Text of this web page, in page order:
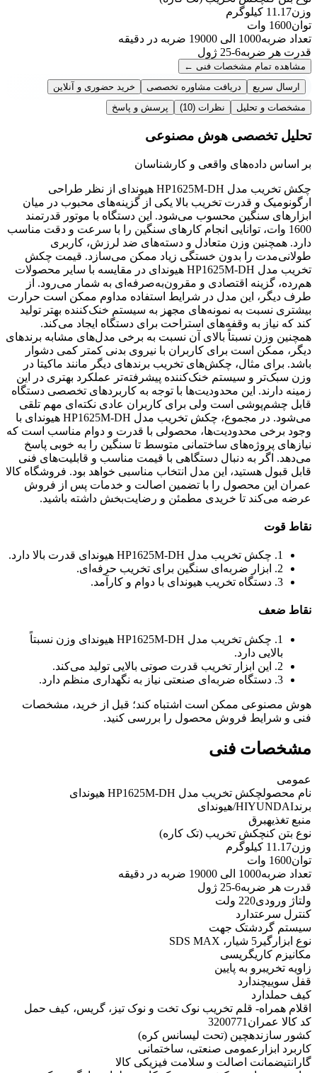
وزن11.17 کیلوگرم
توان1600 وات
تعداد ضربه1000 الی 19000 ضربه در دقیقه
قدرت هر ضربه6-25 ژول
مشاهده تمام مشخصات فنی ←
ارسال سریع
دریافت مشاوره تخصصی
خرید حضوری و آنلاین
مشخصات و تحلیل
نظرات (10) پرسش و پاسخ
تحلیل تخصصی هوش مصنوعی
بر اساس داده‌های واقعی و کارشناسان
چکش تخریب مدل HP1625M-DH هیوندای از نظر طراحی
ارگونومیک و قدرت تخریب بالا یکی از گزینه‌های محبوب در میان
ابزارهای سنگین محسوب می‌شود. این دستگاه با موتور قدرتمند
1600 وات، توانایی انجام کارهای سنگین را با سرعت و دقت مناسب
دارد. همچنین وزن متعادل و دسته‌های ضد لرزش، کاربری
طولانی‌مدت را بدون خستگی زیاد ممکن می‌سازد. قیمت چکش
تخریب مدل HP1625M-DH هیوندای در مقایسه با سایر محصولات
هم‌رده، گزینه اقتصادی و مقرون‌به‌صرفه‌ای به شمار می‌رود. از
طرف دیگر، این مدل در شرایط استفاده مداوم ممکن است حرارت
بیشتری نسبت به نمونه‌های مجهز به سیستم خنک‌کننده بهتر تولید
کند که نیاز به وقفه‌های استراحت برای دستگاه ایجاد می‌کند.
همچنین وزن نسبتاً بالای آن نسبت به برخی مدل‌های مشابه برندهای
دیگر، ممکن است برای کاربران با نیروی بدنی کمتر کمی دشوار
باشد. برای مثال، چکش‌های تخریب برندهای دیگر مانند ماکیتا در
وزن سبک‌تر و سیستم خنک‌کننده پیشرفته‌تر عملکرد بهتری در این
زمینه دارند. این محدودیت‌ها با توجه به کاربردهای تخصصی دستگاه
قابل چشم‌پوشی است ولی برای کاربران عادی نکته‌ای مهم تلقی
می‌شود. در مجموع، چکش تخریب مدل HP1625M-DH هیوندای با
وجود برخی محدودیت‌ها، محصولی با قدرت و دوام مناسب است که
نیازهای پروژه‌های ساختمانی متوسط تا سنگین را به خوبی پاسخ
می‌دهد. اگر به دنبال دستگاهی با قیمت مناسب و قابلیت‌های فنی
قابل قبول هستید، این مدل انتخاب مناسبی خواهد بود. فروشگاه کالا
عمران این محصول را با تضمین اصالت و خدمات پس از فروش
عرضه می‌کند تا خریدی مطمئن و رضایت‌بخش داشته باشید.
نقاط قوت
1. چکش تخریب مدل HP1625M-DH هیوندای قدرت بالا دارد.
2. ابزار ضربه‌ای سنگین برای تخریب حرفه‌ای.
3. دستگاه تخریب هیوندای با دوام و کارآمد.
نقاط ضعف
1. چکش تخریب مدل HP1625M-DH هیوندای وزن نسبتاً
بالایی دارد.
2. این ابزار تخریب قدرت صوتی بالایی تولید می‌کند.
3. دستگاه ضربه‌ای صنعتی نیاز به نگهداری منظم دارد.
هوش مصنوعی ممکن است اشتباه کند؛ قبل از خرید، مشخصات
فنی و شرایط فروش محصول را بررسی کنید.
مشخصات فنی
عمومی
نام محصولچکش تخریب مدل HP1625M-DH هیوندای
برندHIYUNDAI/هیوندای
منبع تغذیهبرق
نوع بتن کنچکش تخریب (تک کاره)
وزن11.17 کیلوگرم
توان1600 وات
تعداد ضربه1000 الی 19000 ضربه در دقیقه
قدرت هر ضربه6-25 ژول
ولتاژ ورودی220 ولت
کنترل سرعتدارد
سیستم گردشتک جهت
نوع ابزارگیر 5 شیار، SDS MAX
مکانیزم کاریگریسی
زاویه تخریبرو به پایین
قفل سوییچندارد
کیف حملدارد
اقلام همراه- قلم تخریب نوک تخت و نوک تیز، گریس، کیف حمل
کد کالا عمران 3200771
کشور سازندهچین (تحت لیسانس کره)
کاربرد ابزار عمومی صنعتی، ساختمانی
گارانتیضمانت اصالت و سلامت فیزیکی کالا